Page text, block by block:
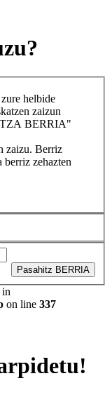
helbide
zaizun
BERRIA"
zaizu. Berriz
berriz zehazten
Pasahitz BERRIA
in
on line 337